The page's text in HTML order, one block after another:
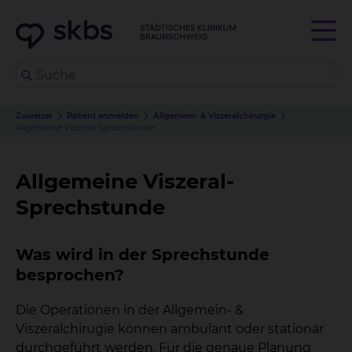
Zuweiser Patient anmelden
Allgemein- & Viszeralchirurgie
Allgemeine Viszeral-Sprechstunde
Allgemeine Viszeral-
Sprechstunde
Was wird in der Sprechstunde
besprochen?
Die Operationen in der Allgemein- &
Viszeralchirugie können ambulant oder stationär
durchgeführt werden. Für die genaue Planung